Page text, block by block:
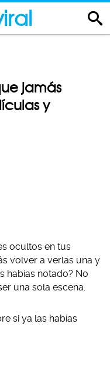
jamás
y
ocultos en tus
volver a verlas una y
habías notado? No
una sola escena.
si ya las habías